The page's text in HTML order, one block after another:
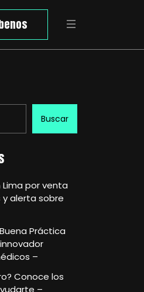
Buscar
Lima por venta
alerta sobre
Práctica
–
Conoce los
–